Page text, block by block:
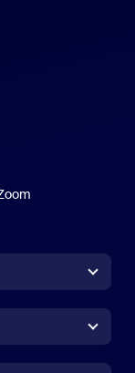
Zoom Workplace
Zoom Rooms